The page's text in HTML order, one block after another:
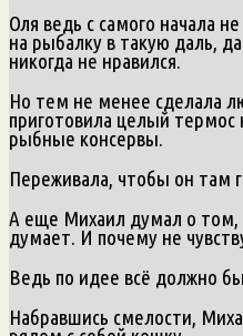
Оля ведь с самого начала
на рыбалку в такую даль,
никогда не нравился.
Но тем не менее сделала
приготовила целый
рыбные консервы.
Переживала, чтобы он там
А еще Михаил думал о том,
думает. И почему не
Ведь по идее всё должно
Набравшись смелости,